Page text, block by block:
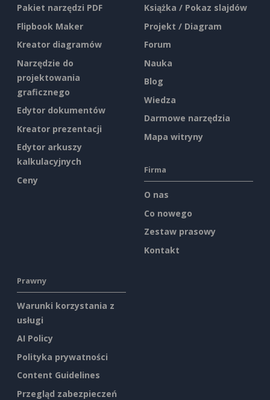
Pakiet narzędzi PDF
Flipbook Maker
Kreator diagramów
Narzędzie do
projektowania
graficznego
Edytor dokumentów
Kreator prezentacji
Edytor arkuszy
kalkulacyjnych
Ceny
Książka / Pokaz slajdów
Projekt / Diagram
Forum
Nauka
Blog
Wiedza
Darmowe narzędzia
Mapa witryny
Firma
O nas
Co nowego
Zestaw prasowy
Kontakt
Prawny
Warunki korzystania z
usługi
AI Policy
Polityka prywatności
Content Guidelines
Przegląd zabezpieczeń